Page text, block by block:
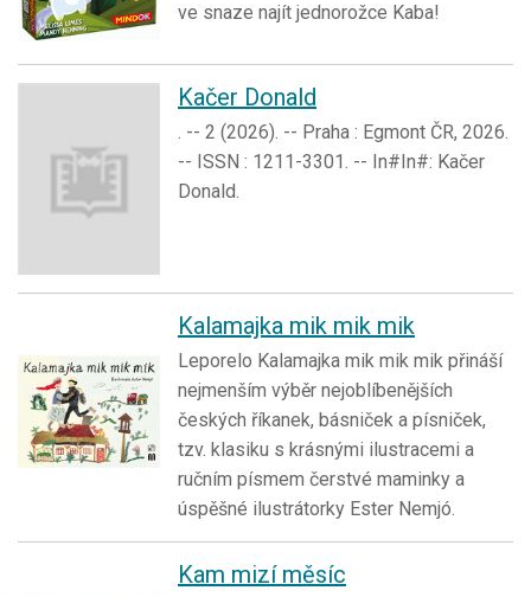
ve snaze najít jednorožce Kaba!
Kačer Donald
. -- 2 (2026). -- Praha : Egmont ČR, 2026.
-- ISSN : 1211-3301. -- In#In#: Kačer
Donald.
Kalamajka mik mik mik
Leporelo Kalamajka mik mik mik přináší
nejmenším výběr nejoblíbenějších
českých říkanek, básniček a písniček,
tzv. klasiku s krásnými ilustracemi a
ručním písmem čerstvé maminky a
úspěšné ilustrátorky Ester Nemjó.
Kam mizí měsíc